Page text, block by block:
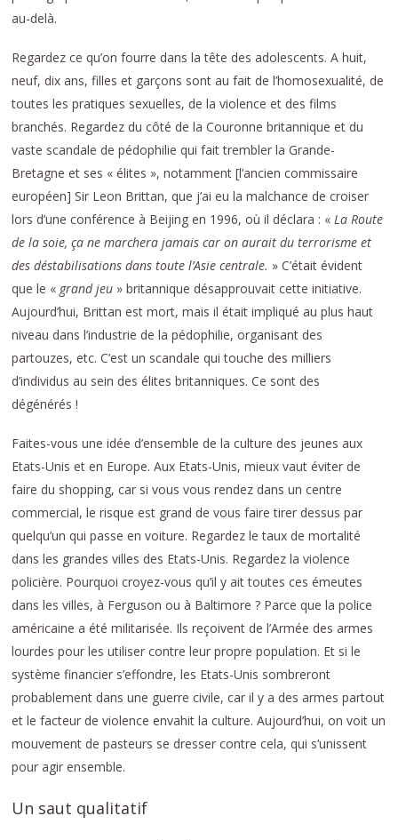
au-delà.
Regardez ce qu’on fourre dans la tête des adolescents. A huit,
neuf, dix ans, filles et garçons sont au fait de l’homosexualité, de
toutes les pratiques sexuelles, de la violence et des films
branchés. Regardez du côté de la Couronne britannique et du
vaste scandale de pédophilie qui fait trembler la Grande-
Bretagne et ses « élites », notamment [l’ancien commissaire
européen] Sir Leon Brittan, que j’ai eu la malchance de croiser
lors d’une conférence à Beijing en 1996, où il déclara : « La Route
de la soie, ça ne marchera jamais car on aurait du terrorisme et
des déstabilisations dans toute l’Asie centrale. » C’était évident
que le « grand jeu » britannique désapprouvait cette initiative.
Aujourd’hui, Brittan est mort, mais il était impliqué au plus haut
niveau dans l’industrie de la pédophilie, organisant des
partouzes, etc. C’est un scandale qui touche des milliers
d’individus au sein des élites britanniques. Ce sont des
dégénérés !
Faites-vous une idée d’ensemble de la culture des jeunes aux
Etats-Unis et en Europe. Aux Etats-Unis, mieux vaut éviter de
faire du shopping, car si vous vous rendez dans un centre
commercial, le risque est grand de vous faire tirer dessus par
quelqu’un qui passe en voiture. Regardez le taux de mortalité
dans les grandes villes des Etats-Unis. Regardez la violence
policière. Pourquoi croyez-vous qu’il y ait toutes ces émeutes
dans les villes, à Ferguson ou à Baltimore ? Parce que la police
américaine a été militarisée. Ils reçoivent de l’Armée des armes
lourdes pour les utiliser contre leur propre population. Et si le
système financier s’effondre, les Etats-Unis sombreront
probablement dans une guerre civile, car il y a des armes partout
et le facteur de violence envahit la culture. Aujourd’hui, on voit un
mouvement de pasteurs se dresser contre cela, qui s’unissent
pour agir ensemble.
Un saut qualitatif